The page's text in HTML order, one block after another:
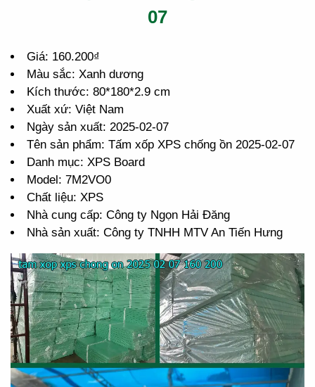
Giá: 160.200₫
Màu sắc: Xanh dương
Kích thước: 80*180*2.9 cm
Xuất xứ: Việt Nam
Ngày sản xuất: 2025-02-07
Tên sản phẩm: Tấm xốp XPS chống ồn 2025-02-07
Danh mục: XPS Board
Model: 7M2VO0
Chất liệu: XPS
Nhà cung cấp: Công ty Ngọn Hải Đăng
Nhà sản xuất: Công ty TNHH MTV An Tiến Hưng